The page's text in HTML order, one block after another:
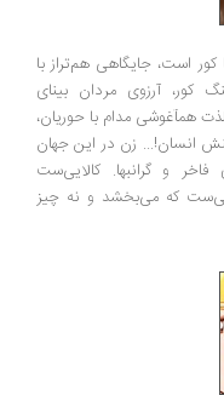
است، جایگاهی هم‌تراز با
آرزوی مردان بینای
همآغوشی مدام با حوریان،
انسان!... زن در این جهان
و گرانبها. کالایی‌ست
که می‌بخشد و نه چیز